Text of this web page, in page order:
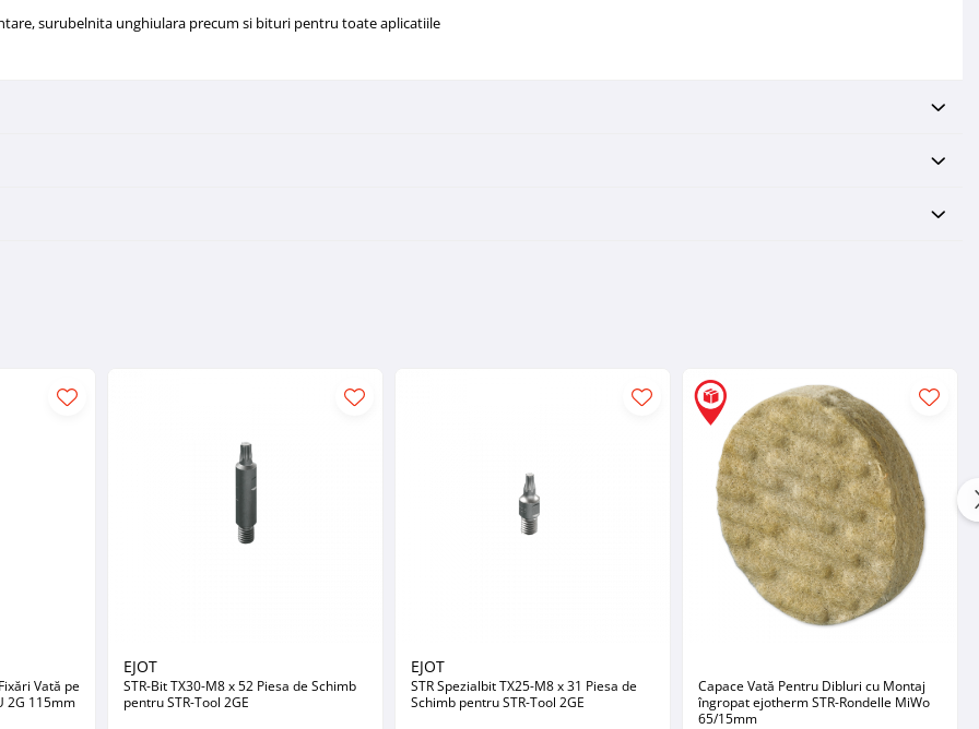
surubelnita unghiulara precum si bituri pentru toate aplicatiile
Vată pe
2G 115mm
EJOT
STR-Bit TX30-M8 x 52 Piesa de Schimb
pentru STR-Tool 2GE
EJOT
STR Spezialbit TX25-M8 x 31 Piesa de
Schimb pentru STR-Tool 2GE
Capace Vată Pentru Dibluri cu Montaj
îngropat ejotherm STR-Rondelle MiWo
65/15mm